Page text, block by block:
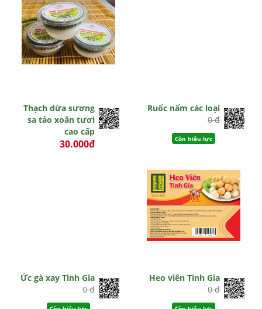
Thạch dừa sương
sa tảo xoắn tươi
cao cấp
30.000đ
Ruốc nấm các loại
0 đ
Còn hiệu lực
Ức gà xay Tinh Gia
0 đ
Heo viên Tinh Gia
0 đ